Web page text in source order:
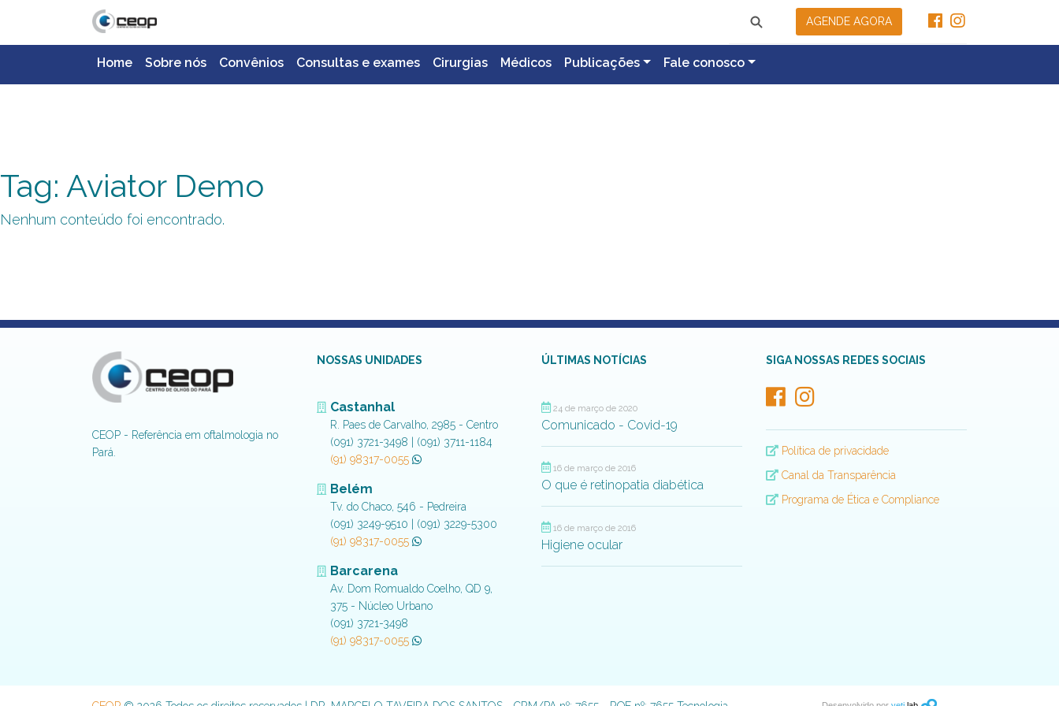
AGENDE AGORA
Home Sobre nós Convênios Consultas e exames Cirurgias Médicos Publicações Fale conosco
Tag: Aviator Demo
Nenhum conteúdo foi encontrado.
CEOP - Referência em oftalmologia no
Pará.
NOSSAS UNIDADES
Castanhal
R. Paes de Carvalho, 2985 - Centro
(091) 3721-3498 | (091) 3711-1184
(91) 98317-0055
Belém
Tv. do Chaco, 546 - Pedreira
(091) 3249-9510 | (091) 3229-5300
(91) 98317-0055
Barcarena
Av. Dom Romualdo Coelho, QD 9,
375 - Núcleo Urbano
(091) 3721-3498
(91) 98317-0055
ÚLTIMAS NOTÍCIAS
24 de março de 2020
Comunicado - Covid-19
16 de março de 2016
O que é retinopatia diabética
16 de março de 2016
Higiene ocular
SIGA NOSSAS REDES SOCIAIS
Política de privacidade
Canal da Transparência
Programa de Ética e Compliance